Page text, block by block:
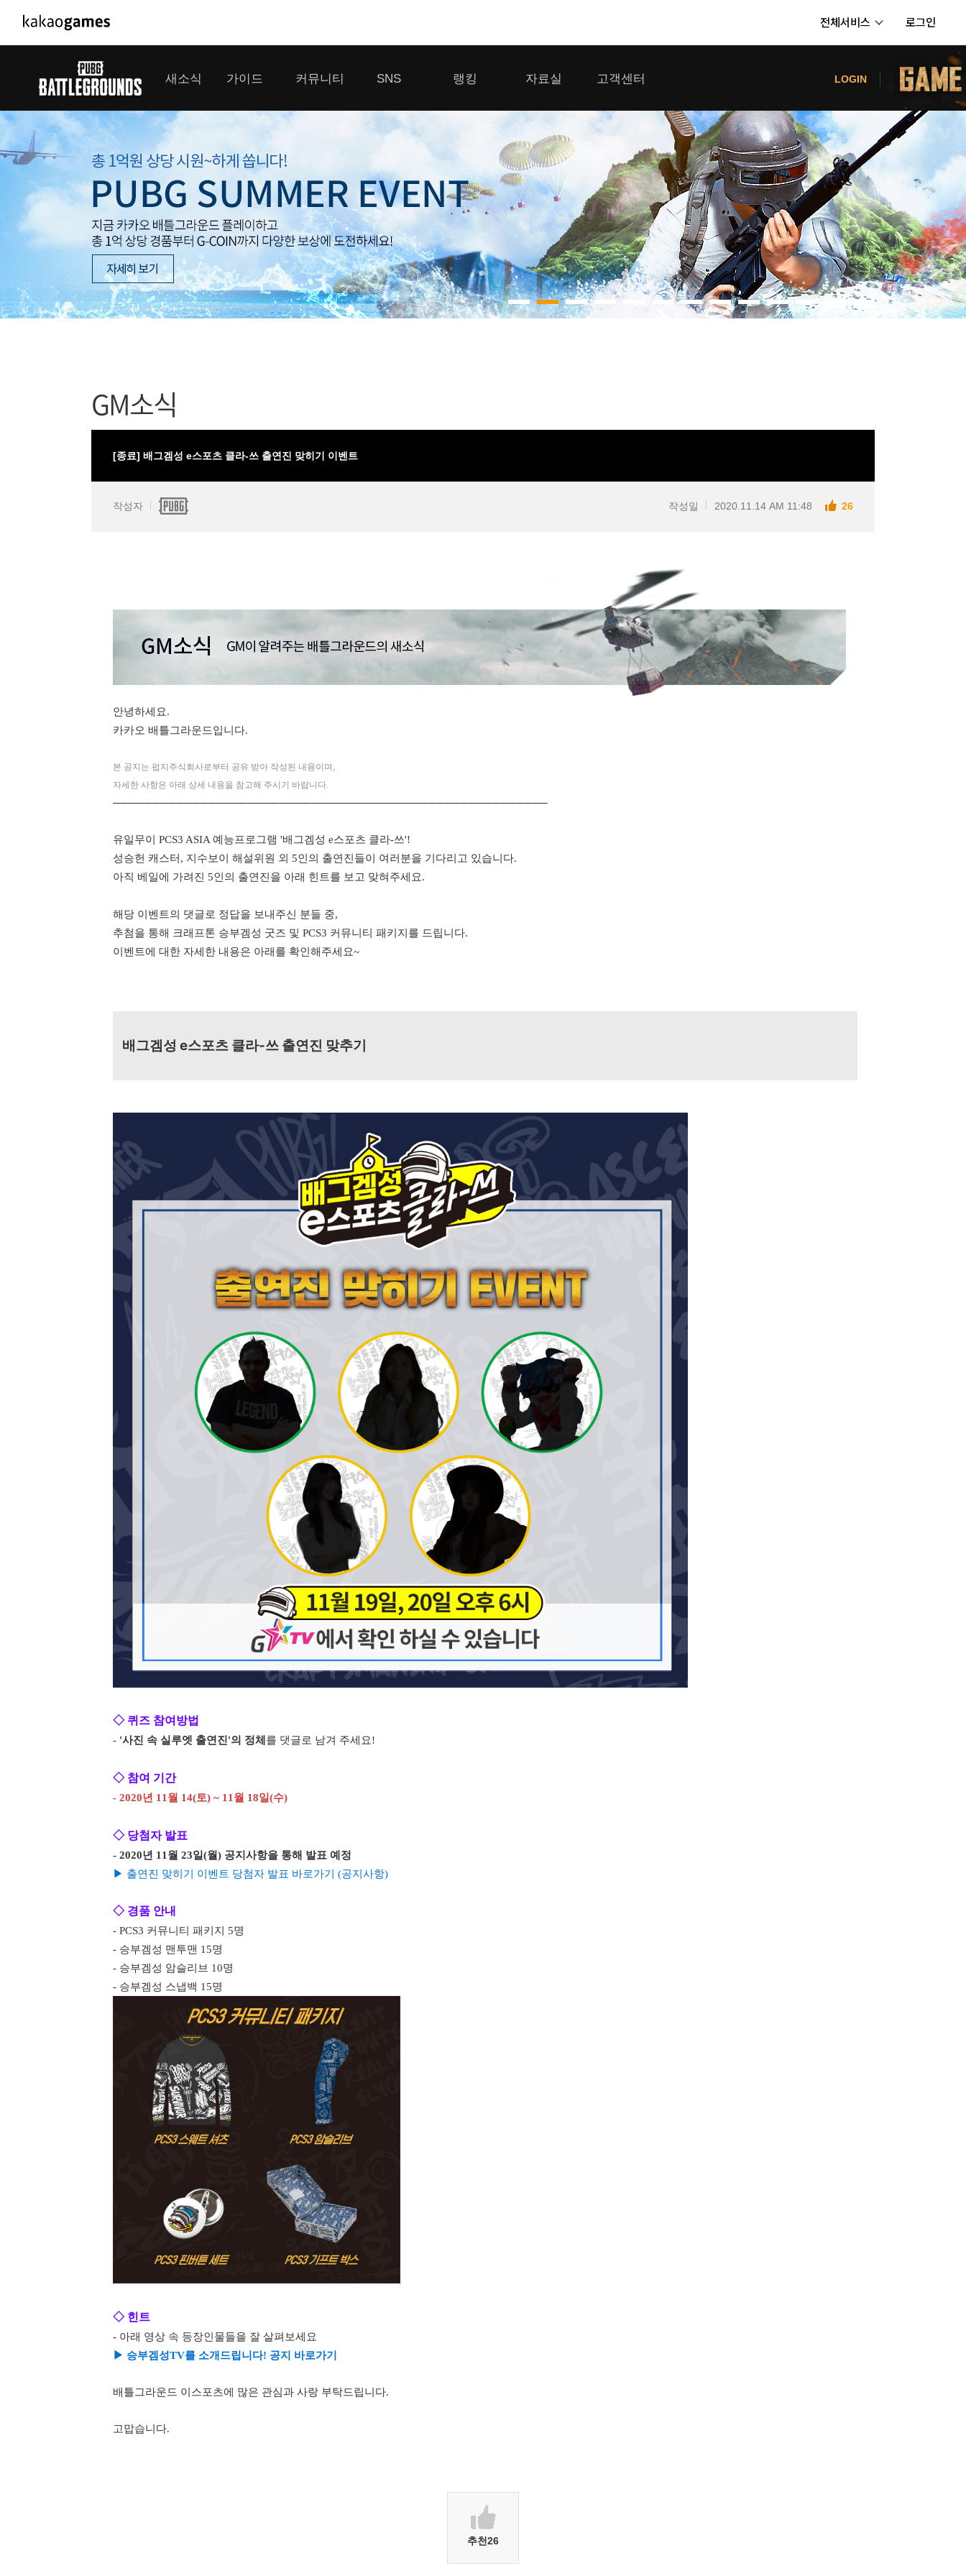
전체서비스 로그인
PC/모바일게임
도깨비의세계
오딘: 발할라 라이징
아키에이지 워
아레스 : 라이즈 오브 가디언즈
배틀그라운드
패스 오브 엑자일
우마무스메 프리티 더비
가디언 테일즈
프린세스 커넥트 Re:Dive
프렌즈팝콘
내정보
보안센터
고객센터
공지사항
카카오게임즈 PC방
게임코인
게임시간선택제
새소식
공지사항
GM소식
이벤트
업데이트
대회소식
가이드
게임 가이드
커뮤니티
미디어 게시판
클랜 라운지
모집 게시판
SNS
톡채널
랭킹
클랜 생존 리더보드
내 전적 히스토리
자료실
다운로드
고객센터
이용제한 이의신청
보안센터
LOGIN
GM소식
[종료] 배그겜성 e스포츠 클라-쓰 출연진 맞히기 이벤트
작성자 작성일 2020.11.14 AM 11:48 26
안녕하세요.
카카오 배틀그라운드입니다.
본 공지는 펍지주식회사로부터 공유 받아 작성된 내용이며,
자세한 사항은 아래 상세 내용을 참고해 주시기 바랍니다.
───────────────────────────────────────────────────────
유일무이 PCS3 ASIA 예능프로그램 '배그겜성 e스포츠 클라-쓰'!
성승헌 캐스터, 지수보이 해설위원 외 5인의 출연진들이 여러분을 기다리고 있습니다.
아직 베일에 가려진 5인의 출연진을 아래 힌트를 보고 맞혀주세요.
해당 이벤트의 댓글로 정답을 보내주신 분들 중,
추첨을 통해 크래프톤 승부겜성 굿즈 및 PCS3 커뮤니티 패키지를 드립니다.
이벤트에 대한 자세한 내용은 아래를 확인해주세요~
배그겜성 e스포츠 클라-쓰 출연진 맞추기
◇ 퀴즈 참여방법
- '사진 속 실루엣 출연진'의 정체 를 댓글로 남겨 주세요!
◇ 참여 기간
- 2020년 11월 14(토) ~ 11월 18일(수)
◇ 당첨자 발표
- 2020년 11월 23일(월) 공지사항을 통해 발표 예정
▶ 출연진 맞히기 이벤트 당첨자 발표 바로가기 (공지사항)
◇ 경품 안내
- PCS3 커뮤니티 패키지 5명
- 승부겜성 맨투맨 15명
- 승부겜성 암슬리브 10명
- 승부겜성 스냅백 15명
◇ 힌트
- 아래 영상 속 등장인물들을 잘 살펴보세요
▶ 승부겜성TV를 소개드립니다! 공지 바로가기
배틀그라운드 이스포츠에 많은 관심과 사랑 부탁드립니다.
고맙습니다.
추천26